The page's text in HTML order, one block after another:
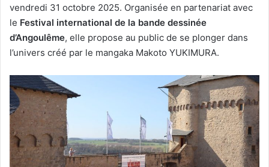
vendredi 31 octobre 2025. Organisée en partenariat avec
le Festival international de la bande dessinée
d’Angoulême, elle propose au public de se plonger dans
l’univers créé par le mangaka Makoto YUKIMURA.